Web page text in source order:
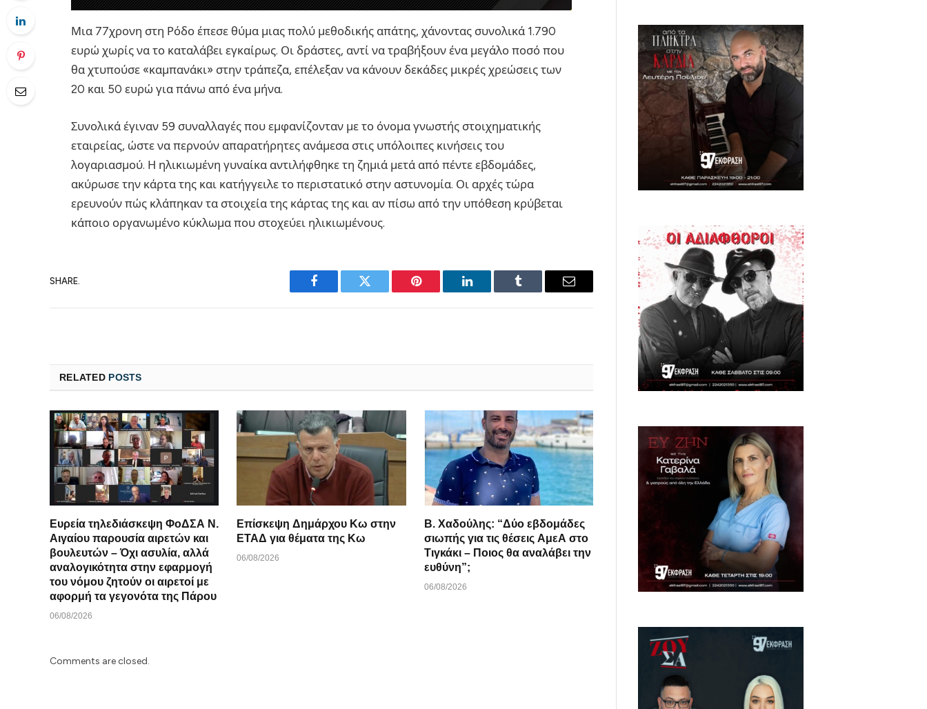
Μια 77χρονη στη Ρόδο έπεσε θύμα μιας πολύ μεθοδικής απάτης, χάνοντας συνολικά 1.790
ευρώ χωρίς να το καταλάβει εγκαίρως. Οι δράστες, αντί να τραβήξουν ένα μεγάλο ποσό που
θα χτυπούσε «καμπανάκι» στην τράπεζα, επέλεξαν να κάνουν δεκάδες μικρές χρεώσεις των
20 και 50 ευρώ για πάνω από ένα μήνα.
Συνολικά έγιναν 59 συναλλαγές που εμφανίζονταν με το όνομα γνωστής στοιχηματικής
εταιρείας, ώστε να περνούν απαρατήρητες ανάμεσα στις υπόλοιπες κινήσεις του
λογαριασμού. Η ηλικιωμένη γυναίκα αντιλήφθηκε τη ζημιά μετά από πέντε εβδομάδες,
ακύρωσε την κάρτα της και κατήγγειλε το περιστατικό στην αστυνομία. Οι αρχές τώρα
ερευνούν πώς κλάπηκαν τα στοιχεία της κάρτας της και αν πίσω από την υπόθεση κρύβεται
κάποιο οργανωμένο κύκλωμα που στοχεύει ηλικιωμένους.
SHARE.
Facebook Twitter Pinterest LinkedIn Tumblr Email
RELATED POSTS
Ευρεία τηλεδιάσκεψη ΦοΔΣΑ Ν.
Αιγαίου παρουσία αιρετών και
βουλευτών – Όχι ασυλία, αλλά
αναλογικότητα στην εφαρμογή
του νόμου ζητούν οι αιρετοί με
αφορμή τα γεγονότα της Πάρου
06/08/2026
Επίσκεψη Δημάρχου Κω στην
ΕΤΑΔ για θέματα της Κω
06/08/2026
B. Xαδούλης: “Δύο εβδομάδες
σιωπής για τις θέσεις ΑμεΑ στο
Τιγκάκι – Ποιος θα αναλάβει την
ευθύνη”;
06/08/2026
Comments are closed.